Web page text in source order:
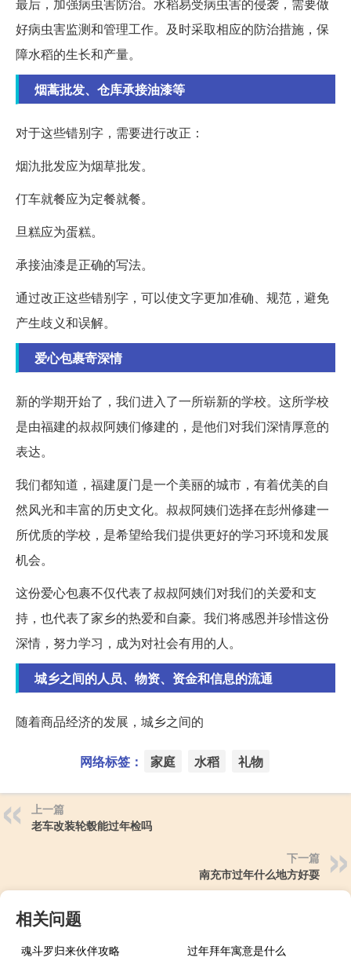
好病虫害监测和管理工作。及时采取相应的防治措施，保
障水稻的生长和产量。
烟蒿批发、仓库承接油漆等
对于这些错别字，需要进行改正：
烟氿批发应为烟草批发。
仃车就餐应为定餐就餐。
旦糕应为蛋糕。
承接油漆是正确的写法。
通过改正这些错别字，可以使文字更加准确、规范，避免
产生歧义和误解。
爱心包裹寄深情
新的学期开始了，我们进入了一所崭新的学校。这所学校
是由福建的叔叔阿姨们修建的，是他们对我们深情厚意的
表达。
我们都知道，福建厦门是一个美丽的城市，有着优美的自
然风光和丰富的历史文化。叔叔阿姨们选择在彭州修建一
所优质的学校，是希望给我们提供更好的学习环境和发展
机会。
这份爱心包裹不仅代表了叔叔阿姨们对我们的关爱和支
持，也代表了家乡的热爱和自豪。我们将感恩并珍惜这份
深情，努力学习，成为对社会有用的人。
城乡之间的人员、物资、资金和信息的流通
随着商品经济的发展，城乡之间的
网络标签： 家庭 水稻 礼物
上一篇
老车改装轮毂能过年检吗
下一篇
南充市过年什么地方好耍
相关问题
魂斗罗归来伙伴攻略
过年拜年寓意是什么